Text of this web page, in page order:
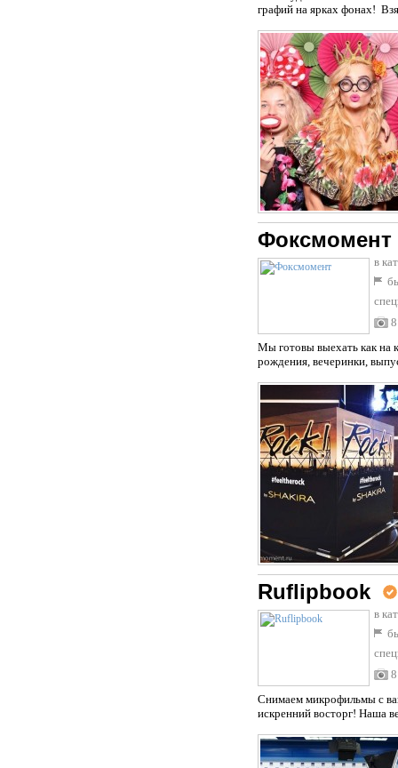
графий на ярках фонах!
Фоксмомент
в
8
Мы готовы выехать как на
рождения, вечеринки,
Ruflipbook
в
8
Снимаем микрофильмы с
искренний восторг! Наша